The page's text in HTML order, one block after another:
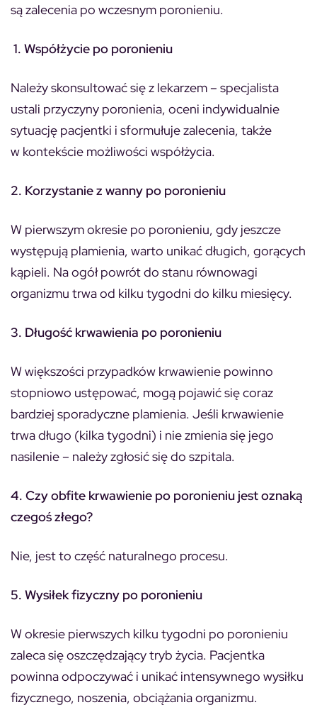
są zalecenia po wczesnym poronieniu.
1. Współżycie po poronieniu
Należy skonsultować się z lekarzem – specjalista
ustali przyczyny poronienia, oceni indywidualnie
sytuację pacjentki i sformułuje zalecenia, także
w kontekście możliwości współżycia.
2. Korzystanie z wanny po poronieniu
W pierwszym okresie po poronieniu, gdy jeszcze
występują plamienia, warto unikać długich, gorących
kąpieli. Na ogół powrót do stanu równowagi
organizmu trwa od kilku tygodni do kilku miesięcy.
3. Długość krwawienia po poronieniu
W większości przypadków krwawienie powinno
stopniowo ustępować, mogą pojawić się coraz
bardziej sporadyczne plamienia. Jeśli krwawienie
trwa długo (kilka tygodni) i nie zmienia się jego
nasilenie – należy zgłosić się do szpitala.
4. Czy obfite krwawienie po poronieniu jest oznaką
czegoś złego?
Nie, jest to część naturalnego procesu.
5. Wysiłek fizyczny po poronieniu
W okresie pierwszych kilku tygodni po poronieniu
zaleca się oszczędzający tryb życia. Pacjentka
powinna odpoczywać i unikać intensywnego wysiłku
fizycznego, noszenia, obciążania organizmu.